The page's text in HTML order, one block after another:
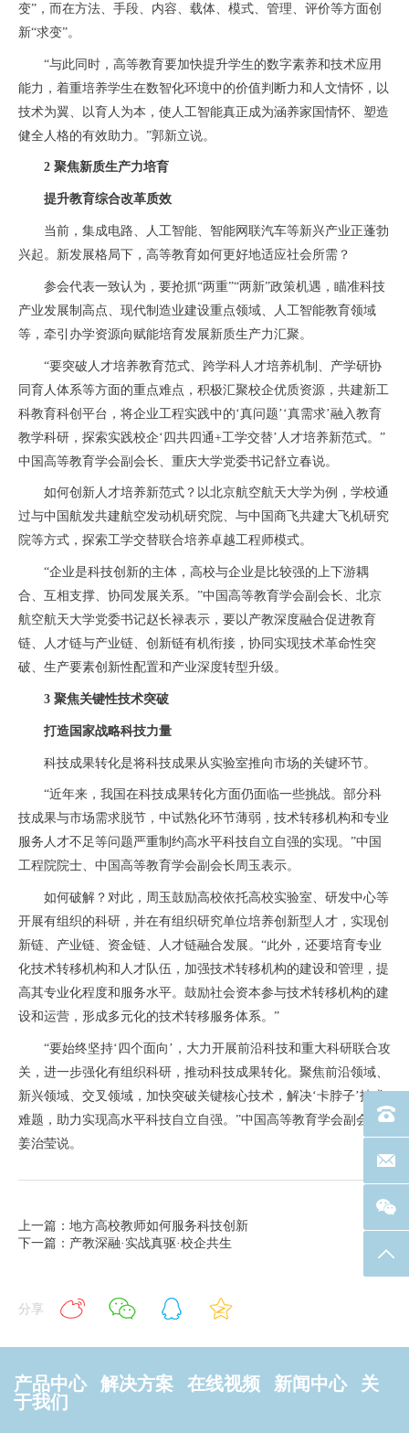
变”，而在方法、手段、内容、载体、模式、管理、评价等方面创
新“求变”。
“与此同时，高等教育要加快提升学生的数字素养和技术应用
能力，着重培养学生在数智化环境中的价值判断力和人文情怀，以
技术为翼、以育人为本，使人工智能真正成为涵养家国情怀、塑造
健全人格的有效助力。”郭新立说。
2 聚焦新质生产力培育
提升教育综合改革质效
当前，集成电路、人工智能、智能网联汽车等新兴产业正蓬勃
兴起。新发展格局下，高等教育如何更好地适应社会所需？
参会代表一致认为，要抢抓“两重”“两新”政策机遇，瞄准科技
产业发展制高点、现代制造业建设重点领域、人工智能教育领域
等，牵引办学资源向赋能培育发展新质生产力汇聚。
“要突破人才培养教育范式、跨学科人才培养机制、产学研协
同育人体系等方面的重点难点，积极汇聚校企优质资源，共建新工
科教育科创平台，将企业工程实践中的‘真问题’‘真需求’融入教育
教学科研，探索实践校企‘四共四通+工学交替’人才培养新范式。”
中国高等教育学会副会长、重庆大学党委书记舒立春说。
如何创新人才培养新范式？以北京航空航天大学为例，学校通
过与中国航发共建航空发动机研究院、与中国商飞共建大飞机研究
院等方式，探索工学交替联合培养卓越工程师模式。
“企业是科技创新的主体，高校与企业是比较强的上下游耦
合、互相支撑、协同发展关系。”中国高等教育学会副会长、北京
航空航天大学党委书记赵长禄表示，要以产教深度融合促进教育
链、人才链与产业链、创新链有机衔接，协同实现技术革命性突
破、生产要素创新性配置和产业深度转型升级。
3 聚焦关键性技术突破
打造国家战略科技力量
科技成果转化是将科技成果从实验室推向市场的关键环节。
“近年来，我国在科技成果转化方面仍面临一些挑战。部分科
技成果与市场需求脱节，中试熟化环节薄弱，技术转移机构和专业
服务人才不足等问题严重制约高水平科技自立自强的实现。”中国
工程院院士、中国高等教育学会副会长周玉表示。
如何破解？对此，周玉鼓励高校依托高校实验室、研发中心等
开展有组织的科研，并在有组织研究单位培养创新型人才，实现创
新链、产业链、资金链、人才链融合发展。“此外，还要培育专业
化技术转移机构和人才队伍，加强技术转移机构的建设和管理，提
高其专业化程度和服务水平。鼓励社会资本参与技术转移机构的建
设和运营，形成多元化的技术转移服务体系。”
“要始终坚持‘四个面向’，大力开展前沿科技和重大科研联合攻
关，进一步强化有组织科研，推动科技成果转化。聚焦前沿领域、
新兴领域、交叉领域，加快突破关键核心技术，解决‘卡脖子’技术
难题，助力实现高水平科技自立自强。”中国高等教育学会副会长
姜治莹说。
上一篇：地方高校教师如何服务科技创新
下一篇：产教深融·实战真驱·校企共生
分享
产品中心 解决方案 在线视频 新闻中心
关
于我们
电话
联系
返回